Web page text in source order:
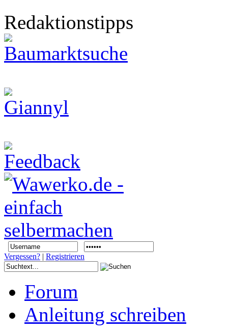
Redaktionstipps
Vergessen? | Registrieren
Forum
Anleitung schreiben